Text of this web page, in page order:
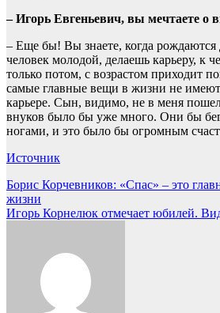
– Игорь Евгеньевич, вы мечтаете о
– Еще бы! Вы знаете, когда рождаются
человек молодой, делаешь карьеру, к
только потом, с возрастом приходит
самые главные вещи в жизни не
карьере. Сын, видимо, не в меня
внуков было бы уже много. Они бы
ногами, и это было бы огромным
Источник
Навигация
по
Борис Корчевников: «Спас» – это
жизни
Игорь Корнелюк отмечает юбилей.